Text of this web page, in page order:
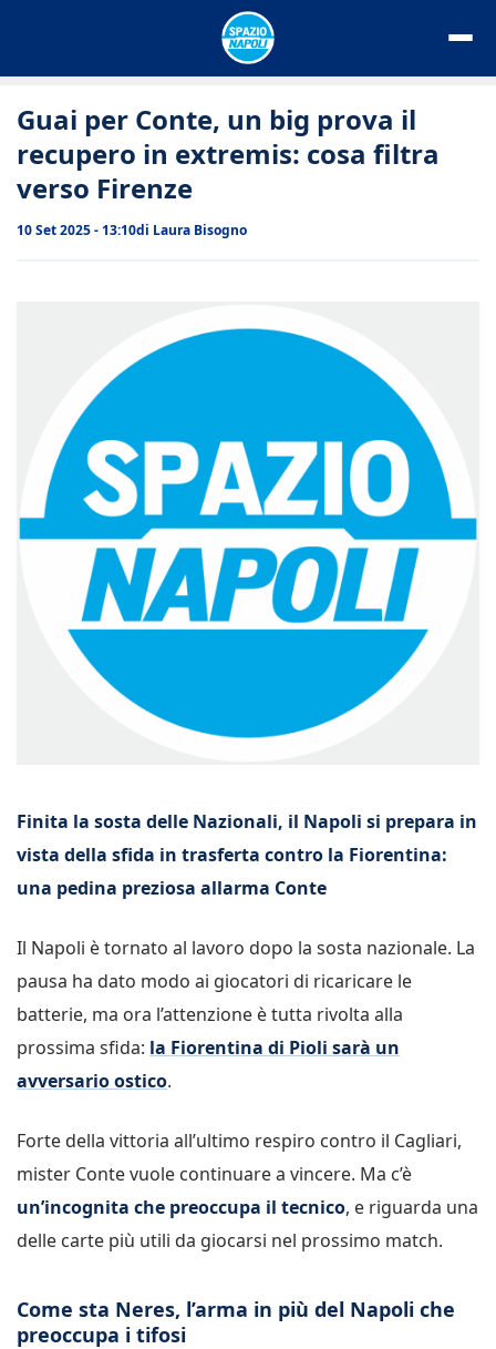
Guai per Conte, un big prova il
recupero in extremis: cosa filtra
verso Firenze
10 Set 2025 - 13:10di Laura Bisogno
Finita la sosta delle Nazionali, il Napoli si prepara in
vista della sfida in trasferta contro la Fiorentina:
una pedina preziosa allarma Conte
Il Napoli è tornato al lavoro dopo la sosta nazionale. La
pausa ha dato modo ai giocatori di ricaricare le
batterie, ma ora l’attenzione è tutta rivolta alla
prossima sfida: la Fiorentina di Pioli sarà un
avversario ostico.
Forte della vittoria all’ultimo respiro contro il Cagliari,
mister Conte vuole continuare a vincere. Ma c’è
un’incognita che preoccupa il tecnico, e riguarda una
delle carte più utili da giocarsi nel prossimo match.
Come sta Neres, l’arma in più del Napoli che
preoccupa i tifosi